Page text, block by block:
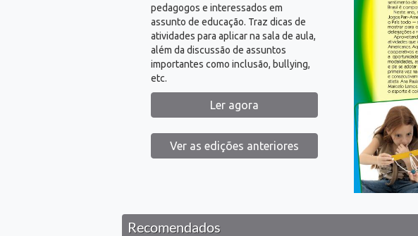
pedagogos e interessados em
assunto de educação. Traz dicas de
atividades para aplicar na sala de aula,
além da discussão de assuntos
importantes como inclusão, bullying,
etc.
Ler agora
Ver as edições anteriores
Recomendados